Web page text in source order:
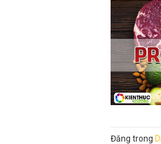
Đăng trong